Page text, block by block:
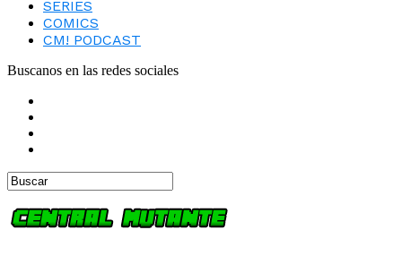
SERIES
COMICS
CM! PODCAST
Buscanos en las redes sociales